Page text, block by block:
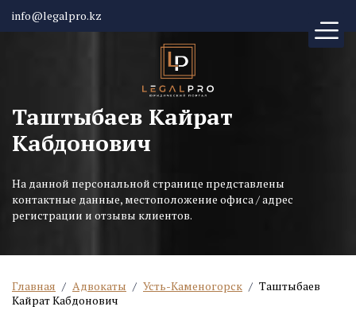
info@legalpro.kz
Таштыбаев Кайрат
Кабдонович
На данной персональной странице представлены
контактные данные, местоположение офиса / адрес
регистрации и отзывы клиентов.
Главная / Адвокаты / Усть-Каменогорск / Таштыбаев
Кайрат Кабдонович